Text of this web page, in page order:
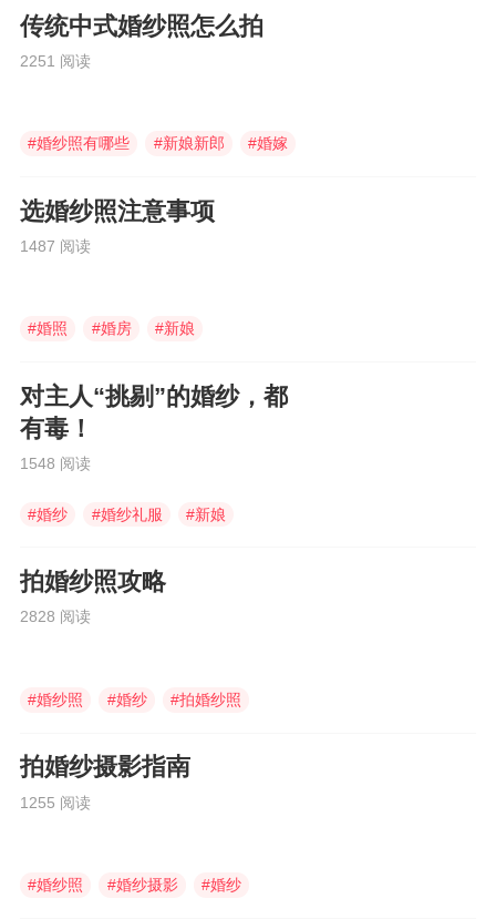
传统中式婚纱照怎么拍
2251 阅读
#婚纱照有哪些 #新娘新郎 #婚嫁
选婚纱照注意事项
1487 阅读
#婚照 #婚房 #新娘
对主人“挑剔”的婚纱，都
有毒！
1548 阅读
#婚纱 #婚纱礼服 #新娘
拍婚纱照攻略
2828 阅读
#婚纱照 #婚纱 #拍婚纱照
拍婚纱摄影指南
1255 阅读
#婚纱照 #婚纱摄影 #婚纱